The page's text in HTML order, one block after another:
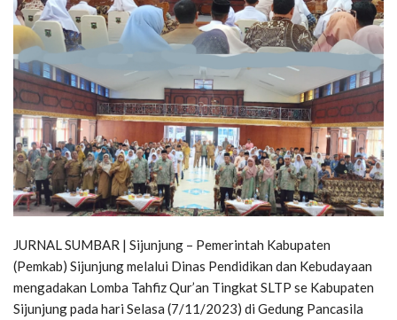
JURNAL SUMBAR | Sijunjung – Pemerintah Kabupaten
(Pemkab) Sijunjung melalui Dinas Pendidikan dan Kebudayaan
mengadakan Lomba Tahfiz Qur’an Tingkat SLTP se Kabupaten
Sijunjung pada hari Selasa (7/11/2023) di Gedung Pancasila